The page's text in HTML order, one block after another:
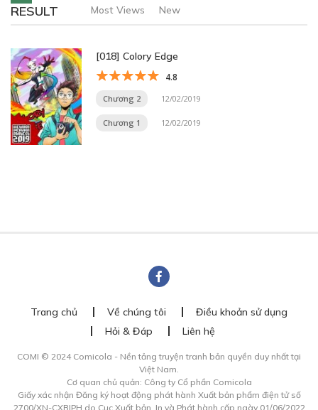
RESULT
Most Views New
[018] Colory Edge
4.8
Chương 2 12/02/2019
Chương 1 12/02/2019
Trang chủ Về chúng tôi
Điều khoản sử dụng
Hỏi & Đáp
Liên hệ
COMI © 2024 Comicola - Nền tảng truyện tranh bản quyền duy nhất tại
Việt Nam.
Cơ quan chủ quản: Công ty Cổ phần Comicola
Giấy xác nhận Đăng ký hoạt động phát hành Xuất bản phẩm điện tử số
2700/XN-CXBIPH do Cục Xuất bản, In và Phát hành cấp ngày 01/06/2022